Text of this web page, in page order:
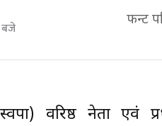
बजे फन्ट
वरिष्ठ नेता एवं